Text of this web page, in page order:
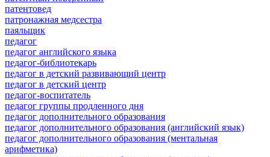
патентовед
патронажная медсестра
паяльщик
педагог
педагог английского языка
педагог-библиотекарь
педагог в детский развивающий центр
педагог в детский центр
педагог-воспитатель
педагог группы продленного дня
педагог дополнительного образования
педагог дополнительного образования (английский язык)
педагог дополнительного образования (ментальная
арифметика)